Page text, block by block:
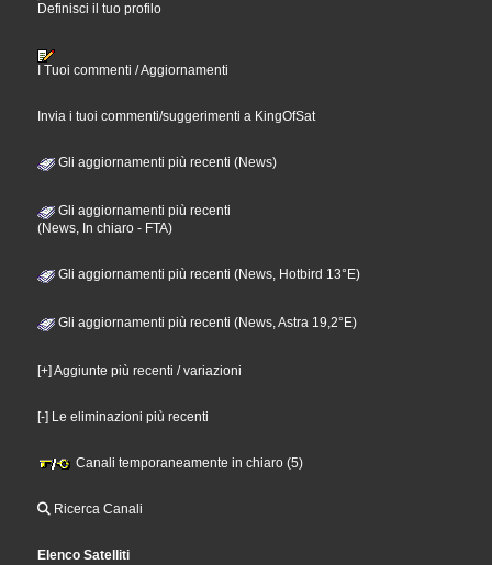
Definisci il tuo profilo
I Tuoi commenti / Aggiornamenti
Invia i tuoi commenti/suggerimenti a KingOfSat
Gli aggiornamenti più recenti (News)
Gli aggiornamenti più recenti
(News, In chiaro - FTA)
Gli aggiornamenti più recenti (News, Hotbird 13°E)
Gli aggiornamenti più recenti (News, Astra 19,2°E)
[+] Aggiunte più recenti / variazioni
[-] Le eliminazioni più recenti
Canali temporaneamente in chiaro (5)
Ricerca Canali
Elenco Satelliti